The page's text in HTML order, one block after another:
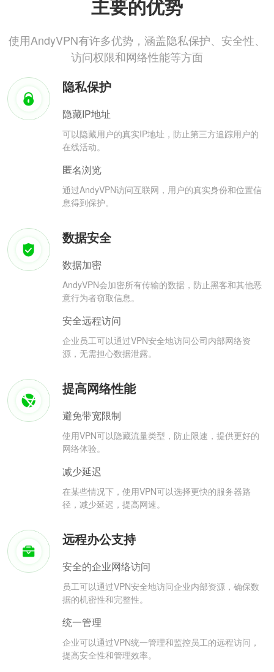
主要的优势
使用AndyVPN有许多优势，涵盖隐私保护、安全性、
访问权限和网络性能等方面
隐私保护
隐藏IP地址
可以隐藏用户的真实IP地址，防止第三方追踪用户的
在线活动。
匿名浏览
通过AndyVPN访问互联网，用户的真实身份和位置信
息得到保护。
数据安全
数据加密
AndyVPN会加密所有传输的数据，防止黑客和其他恶
意行为者窃取信息。
安全远程访问
企业员工可以通过VPN安全地访问公司内部网络资
源，无需担心数据泄露。
提高网络性能
避免带宽限制
使用VPN可以隐藏流量类型，防止限速，提供更好的
网络体验。
减少延迟
在某些情况下，使用VPN可以选择更快的服务器路
径，减少延迟，提高网速。
远程办公支持
安全的企业网络访问
员工可以通过VPN安全地访问企业内部资源，确保数
据的机密性和完整性。
统一管理
企业可以通过VPN统一管理和监控员工的远程访问，
提高安全性和管理效率。